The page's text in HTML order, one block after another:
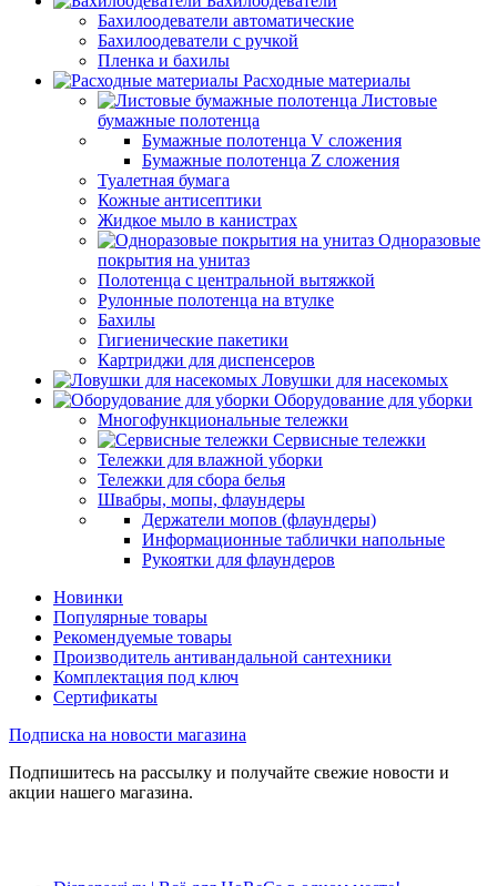
Бахилоодеватели автоматические
Бахилоодеватели с ручкой
Пленка и бахилы
Расходные материалы
Листовые
бумажные полотенца
Бумажные полотенца V сложения
Бумажные полотенца Z сложения
Туалетная бумага
Кожные антисептики
Жидкое мыло в канистрах
Одноразовые
покрытия на унитаз
Полотенца с центральной вытяжкой
Рулонные полотенца на втулке
Бахилы
Гигиенические пакетики
Картриджи для диспенсеров
Ловушки для насекомых
Оборудование для уборки
Многофункциональные тележки
Сервисные тележки
Тележки для влажной уборки
Тележки для сбора белья
Швабры, мопы, флаундеры
Держатели мопов (флаундеры)
Информационные таблички напольные
Рукоятки для флаундеров
Новинки
Популярные товары
Рекомендуемые товары
Производитель антивандальной сантехники
Комплектация под ключ
Сертификаты
Подписка на новости магазина
Подпишитесь на рассылку и получайте свежие новости и
акции нашего магазина.